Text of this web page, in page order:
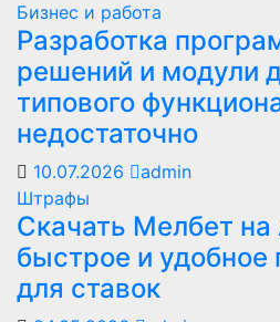
Бизнес и работа
Разработка
решений и модули
типового
недостаточно
10.07.2026
admin
Штрафы
Скачать Мелбет
быстрое и удобное
для ставок